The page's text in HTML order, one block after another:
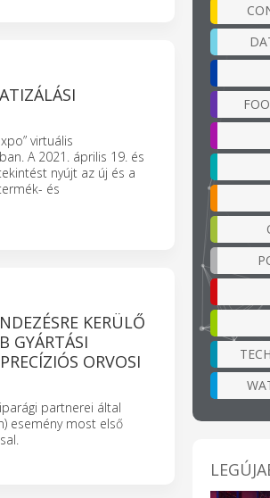
virtuális
A 2021. április 19. és
nyújt az új és a
és
KERÜLŐ
GYÁRTÁSI
ORVOSI
partnerei által
esemény most első